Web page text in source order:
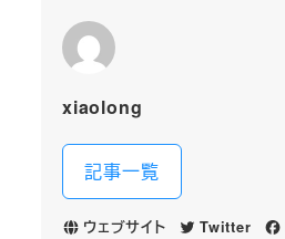
xiaolong
記事一覧
ウェブサイト Twitter